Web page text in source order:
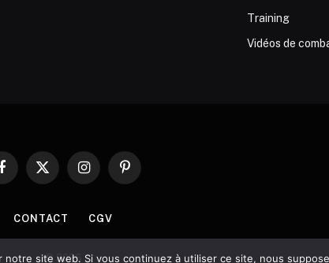
Training
Vidéos de
Facebook
X
InstagramPinterest
CONTACT CGV
© 2026
site web. Si vous continuez à utiliser ce site, nous